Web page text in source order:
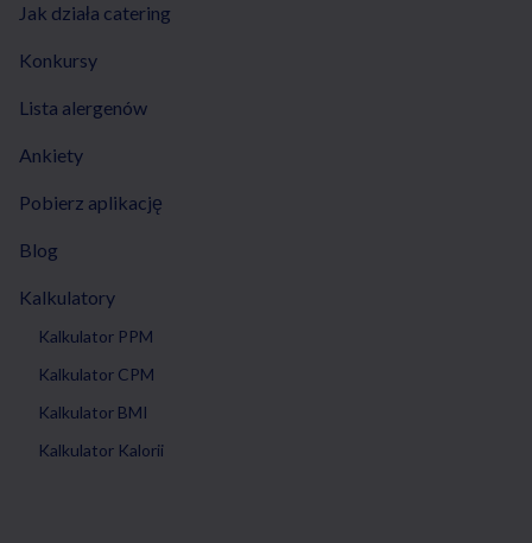
Jak działa catering
Konkursy
Lista alergenów
Ankiety
Pobierz aplikację
Blog
Kalkulatory
Kalkulator PPM
Kalkulator CPM
Kalkulator BMI
Kalkulator Kalorii